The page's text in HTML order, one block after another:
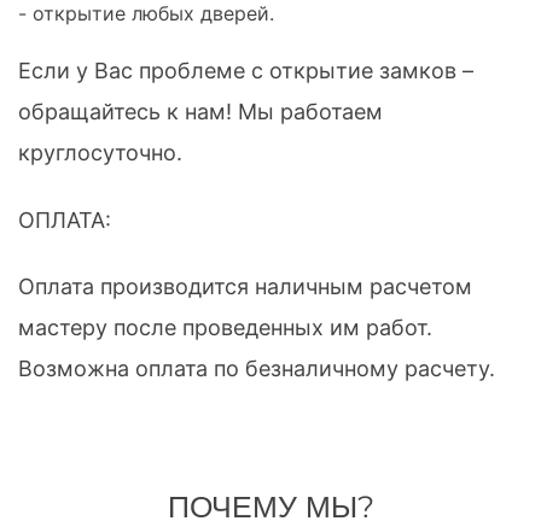
- открытие любых дверей.
Если у Вас проблеме с открытие замков –
обращайтесь к нам! Мы работаем
круглосуточно.
ОПЛАТА:
Оплата производится наличным расчетом
мастеру после проведенных им работ.
Возможна оплата по безналичному расчету.
ПОЧЕМУ МЫ?